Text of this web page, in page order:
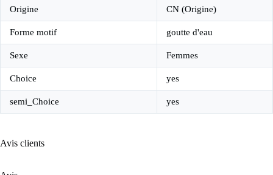
Origine CN (Origine)
Forme motif goutte d'eau
Sexe Femmes
Choice yes
semi_Choice yes
Avis clients